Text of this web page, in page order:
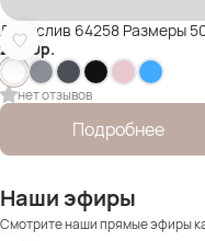
Лонгслив 64258 Размеры
2 300р.
нет отзывов
Подробнее
Наши эфиры
Смотрите наши прямые эфиры